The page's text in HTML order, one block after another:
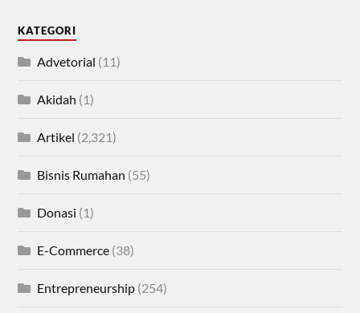
KATEGORI
Advetorial (11)
Akidah (1)
Artikel (2,321)
Bisnis Rumahan (55)
Donasi (1)
E-Commerce (38)
Entrepreneurship (254)